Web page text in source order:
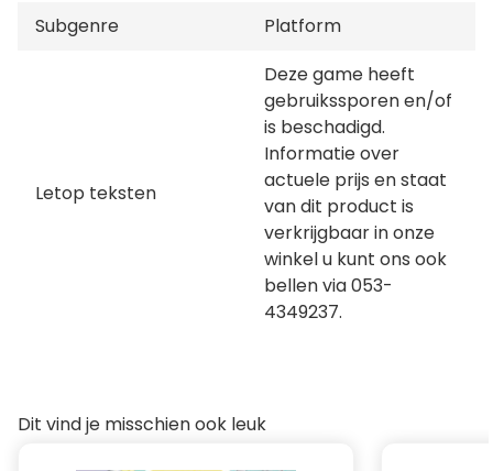
Subgenre
Platform
Letop teksten
Deze game heeft
gebruikssporen en/of
is beschadigd.
Informatie over
actuele prijs en staat
van dit product is
verkrijgbaar in onze
winkel u kunt ons ook
bellen via 053-
4349237.
Dit vind je misschien ook leuk